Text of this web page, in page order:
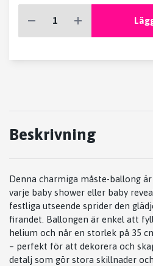
Beskrivning
Denna charmiga måste-ballong
varje baby shower eller baby
festliga utseende sprider den
firandet. Ballongen är enkel att
helium och når en storlek på 35
– perfekt för att dekorera och
detalj som gör stora skillnader